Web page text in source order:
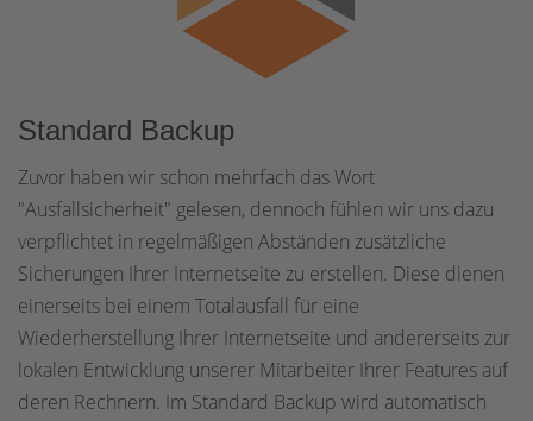
Standard Backup
Zuvor haben wir schon mehrfach das Wort
"Ausfallsicherheit" gelesen, dennoch fühlen wir uns dazu
verpflichtet in regelmäßigen Abständen zusätzliche
Sicherungen Ihrer Internetseite zu erstellen. Diese dienen
einerseits bei einem Totalausfall für eine
Wiederherstellung Ihrer Internetseite und andererseits zur
lokalen Entwicklung unserer Mitarbeiter Ihrer Features auf
deren Rechnern. Im Standard Backup wird automatisch